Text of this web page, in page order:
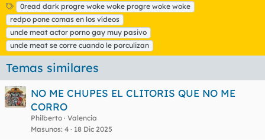
E
t
i
q
u
e
t
a
s
0read dark progre woke woke progre woke woke
redpo pone comas en los vídeos
uncle meat actor porno gay muy pasivo
uncle meat se corre cuando le porculizan
Temas similares
NO ME CHUPES EL CLITORIS QUE NO ME
CORRO
Philberto Valencia
Masunos 4 18 Dic 2025